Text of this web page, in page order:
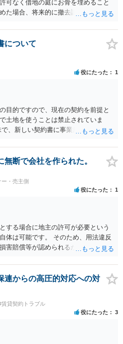
可なく借地の庭にお骨を埋めること
た場合、将来的に撤去請求や退去時
行為自体は墓地埋葬法違反や不法投
るわけではありません。しかし、建
お骨を埋める行為は、他人の所有権
の善管注意義務違反とみなされる可
か、土地に直接埋めずに大きめの鉢
」や、ペット霊園等への納骨を検討
について
役にたった 1
目的ですので、現在の契約を前提と
土地を使うことは禁止されていま
、新しい契約書に事業用として用い
合には入りませんが、提案するのは
断で会社を作られた。
ー・売主側
役にたった 1
する場合に地主の許可が必要という
体は可能です。 そのため、用法違反
害賠償等が認められるかどうかが問
に使用しない）特約があると評価で
地契約締結後に賃借人が建物を店舗
限定する特約までは存在しなかった
判例があります）。契約条項の記載
護士へ直接相談されることをお勧め
連からの高圧的対応への対
賃貸契約トラブル
役にたった 3